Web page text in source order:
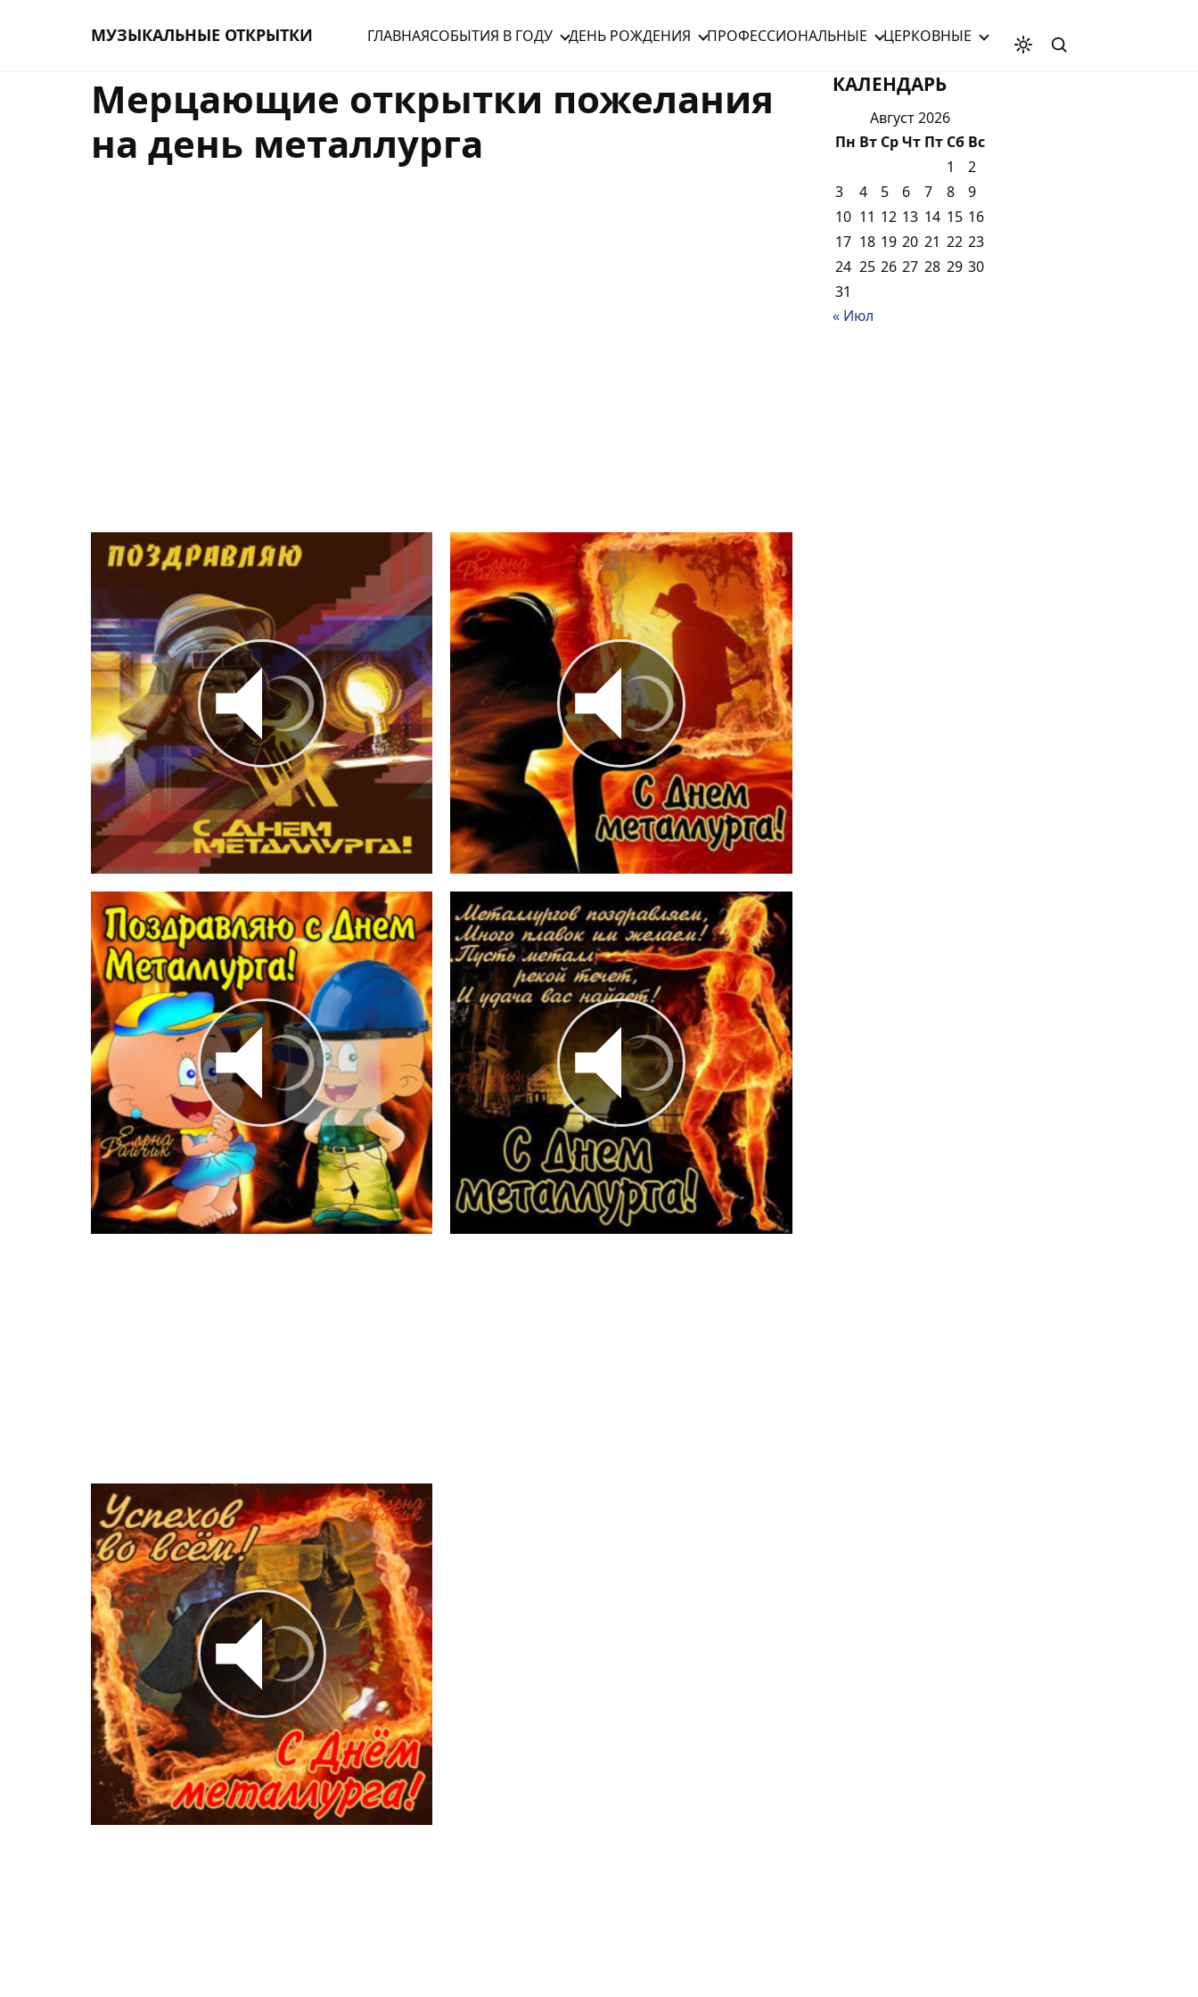
МУЗЫКАЛЬНЫЕ ОТКРЫТКИ ГЛАВНАЯСОБЫТИЯ В ГОДУ ДЕНЬ РОЖДЕНИЯ ПРОФЕССИОНАЛЬНЫЕ ЦЕРКОВНЫЕ
Мерцающие открытки пожелания
на день металлурга
КАЛЕНДАРЬ
Август 2026
Пн Вт СрЧт Пт Сб Вс
1
2
3
4 5 6 7 8
9
10 11 12 13 14 15 16
17 18 19 20 21 22 23
24 25 26 27 28 29 30
31
« Июл